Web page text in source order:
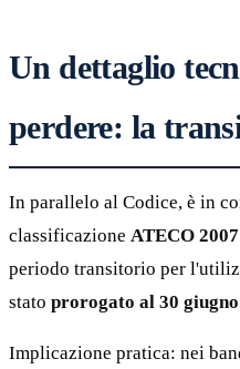
Un dettaglio
perdere: la
In parallelo al Codice, è in
classificazione ATECO
periodo transitorio per
stato prorogato al 30
Implicazione pratica: nei